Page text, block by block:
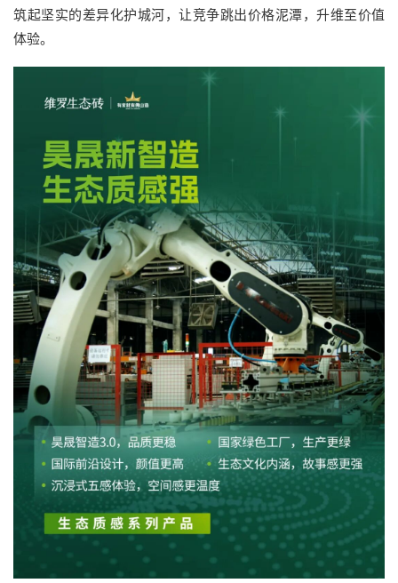
筑起坚实的差异化护城河，让竞争跳出价格泥潭，升维至价值
体验。